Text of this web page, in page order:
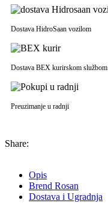
Dostava HidroSaan vozilom
Dostava BEX kurirskom službom
Preuzimanje u radnji
Share:
Opis
Brend Rosan
Dostava i Ugradnja